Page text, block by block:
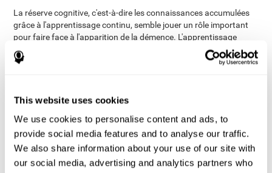
This website uses cookies
We use cookies to personalise content and ads, to
provide social media features and to analyse our traffic.
We also share information about your use of our site with
our social media, advertising and analytics partners who
La réserve cognitive, c'est-à-dire les connaissances accumulées
grâce à l'apprentissage continu, semble jouer un rôle important
pour faire face à l'apparition de la démence. L'apprentissage
continu apprend au cerveau à modifier son activité neuronale
pour relever le défi de la nouvelle situation. Par conséquent,
l'entraînement de fonctions cognitives inexploitées, par exemple
capacité d'adaptation dont il a besoin pour repenser et réadapter
les circuits neuronaux face aux défis posés par la démence.